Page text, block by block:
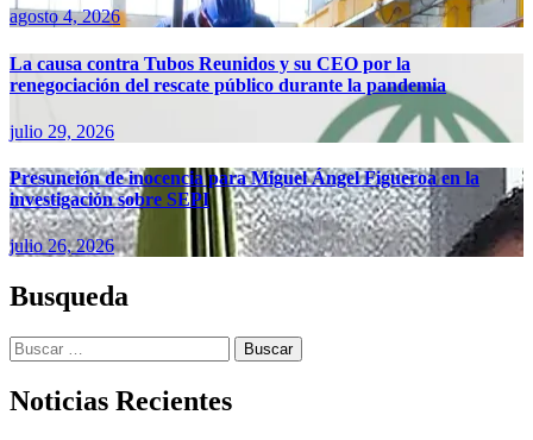
agosto 4, 2026
La causa contra Tubos Reunidos y su CEO por la
renegociación del rescate público durante la pandemia
julio 29, 2026
Presunción de inocencia para Miguel Ángel Figueroa en la
investigación sobre SEPI
julio 26, 2026
Busqueda
Buscar:
Noticias Recientes